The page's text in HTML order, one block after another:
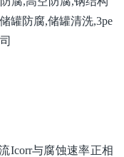
Icorr与腐蚀速率正相